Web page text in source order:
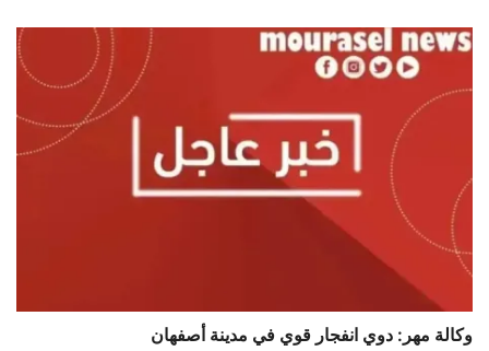
وكالة مهر: دوي انفجار قوي في مدينة أصفهان